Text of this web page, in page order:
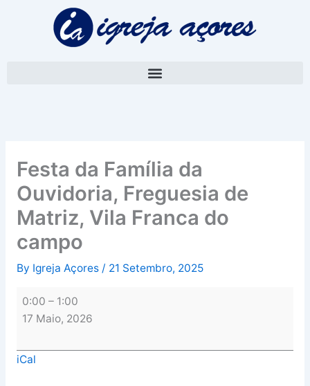
Festa da Família da
Ouvidoria, Freguesia de
Matriz, Vila Franca do
campo
By Igreja Açores / 21 Setembro, 2025
Franca
do
campo
0:00 – 1:00
17 Maio, 2026
iCal